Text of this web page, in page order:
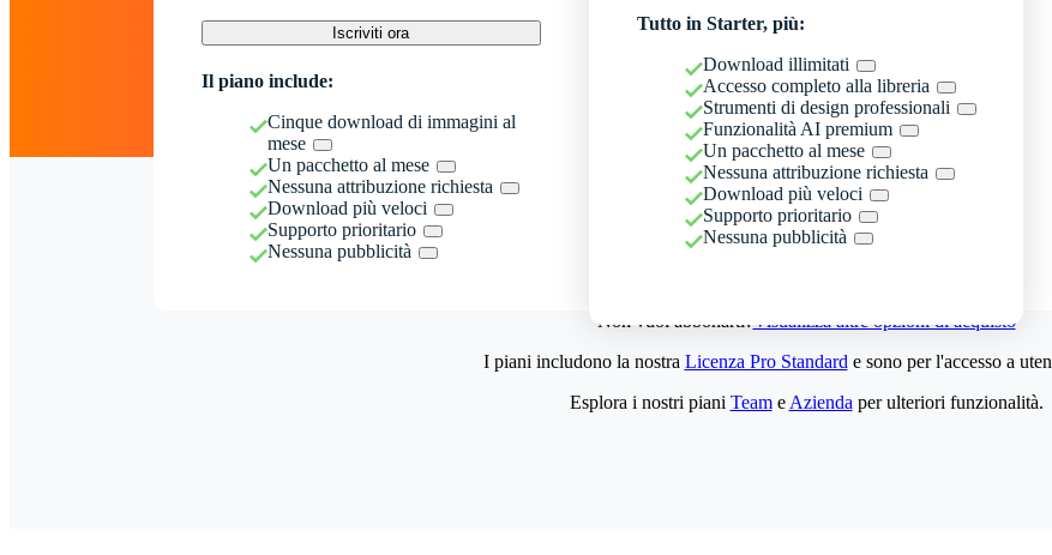
Iscriviti ora
Il piano include:
Cinque download di immagini al
mese
Un pacchetto al mese
Nessuna attribuzione richiesta
Download più veloci
Supporto prioritario
Nessuna pubblicità
Tutto in Starter, più:
Download illimitati
Accesso completo alla libreria
Strumenti di design professionali
Funzionalità AI premium
Un pacchetto al mese
Nessuna attribuzione richiesta
Download più veloci
Supporto prioritario
Nessuna pubblicità
Non vuoi abbonarti?Visualizza altre opzioni di acquisto
I piani includono la nostra Licenza Pro Standard e sono per l'accesso a
Esplora i nostri piani Teame Azienda per ulteriori funzionalità.